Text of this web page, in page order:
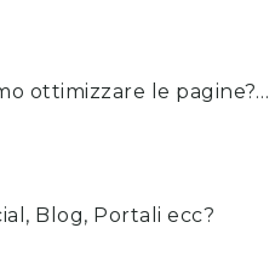
ottimizzare le pagine?…
Blog, Portali ecc?